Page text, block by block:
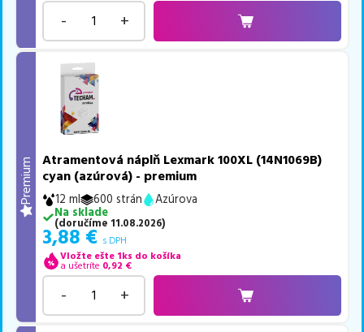
- +
Premium
Atramentová náplň Lexmark 100XL (14N1069B)
cyan (azúrová) - premium
12 ml 600 strán
Azúrova
Na sklade
(doručíme 11.08.2026)
3,88 € s DPH
Vložte ešte 1ks do košíka
a ušetríte 0,92 €
- +